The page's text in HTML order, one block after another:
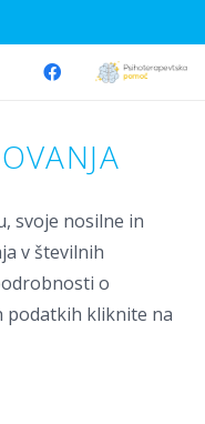
svoje nosilne in
v številnih
o
podatkih kliknite na